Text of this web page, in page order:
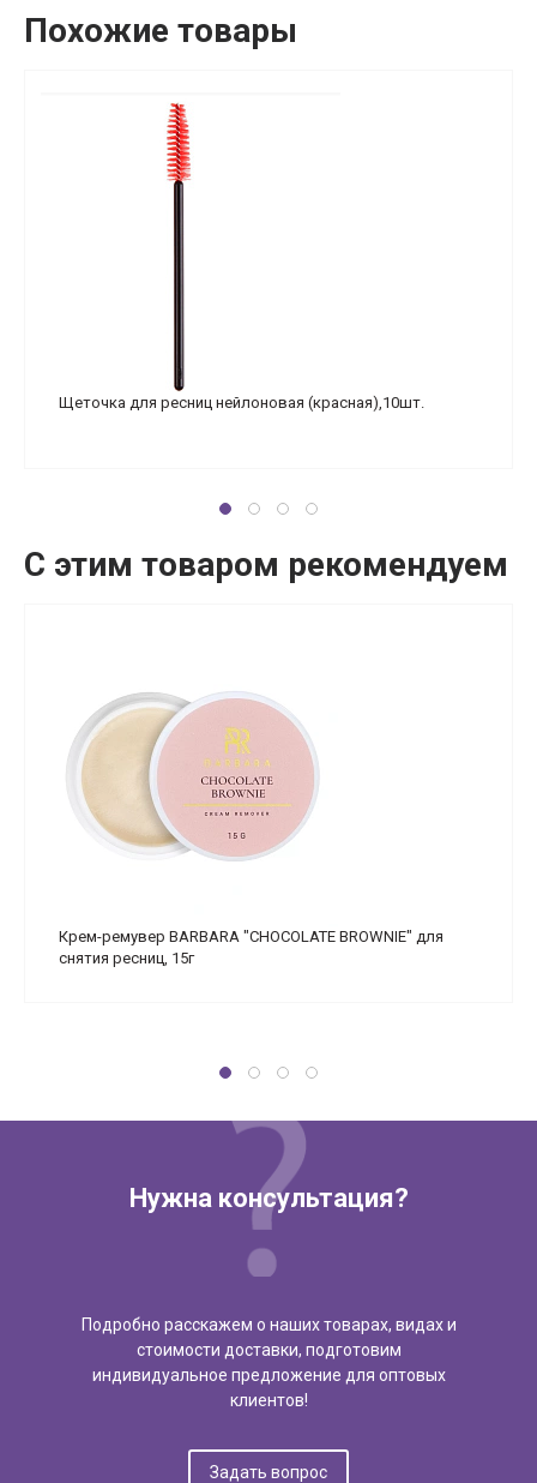
Похожие товары
Щеточка для ресниц нейлоновая (красная),10шт.
С этим товаром рекомендуем
Крем-ремувер BARBARA "CHOCOLATE BROWNIE" для
снятия ресниц, 15г
Нужна консультация?
Подробно расскажем о наших товарах, видах и
стоимости доставки, подготовим
индивидуальное предложение для оптовых
клиентов!
Задать вопрос